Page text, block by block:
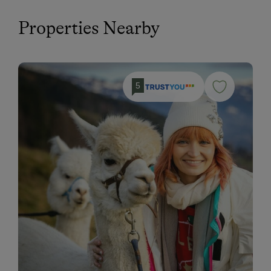
Properties Nearby
5